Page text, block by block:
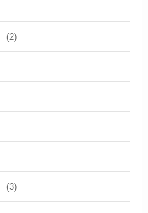
(2)
(3)